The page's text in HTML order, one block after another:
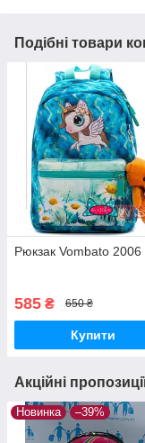
Подібні товари
Рюкзак Vombato 2006
585 ₴ 650 ₴
Купити
Акційні
Новинка –39%